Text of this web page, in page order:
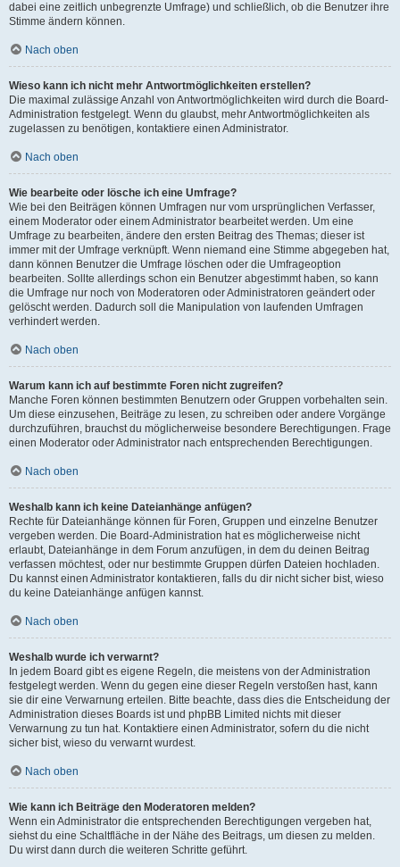
dabei eine zeitlich unbegrenzte Umfrage) und schließlich, ob die Benutzer ihre
Stimme ändern können.
Nach oben
Wieso kann ich nicht mehr Antwortmöglichkeiten erstellen?
Die maximal zulässige Anzahl von Antwortmöglichkeiten wird durch die Board-
Administration festgelegt. Wenn du glaubst, mehr Antwortmöglichkeiten als
zugelassen zu benötigen, kontaktiere einen Administrator.
Nach oben
Wie bearbeite oder lösche ich eine Umfrage?
Wie bei den Beiträgen können Umfragen nur vom ursprünglichen Verfasser,
einem Moderator oder einem Administrator bearbeitet werden. Um eine
Umfrage zu bearbeiten, ändere den ersten Beitrag des Themas; dieser ist
immer mit der Umfrage verknüpft. Wenn niemand eine Stimme abgegeben hat,
dann können Benutzer die Umfrage löschen oder die Umfrageoption
bearbeiten. Sollte allerdings schon ein Benutzer abgestimmt haben, so kann
die Umfrage nur noch von Moderatoren oder Administratoren geändert oder
gelöscht werden. Dadurch soll die Manipulation von laufenden Umfragen
verhindert werden.
Nach oben
Warum kann ich auf bestimmte Foren nicht zugreifen?
Manche Foren können bestimmten Benutzern oder Gruppen vorbehalten sein.
Um diese einzusehen, Beiträge zu lesen, zu schreiben oder andere Vorgänge
durchzuführen, brauchst du möglicherweise besondere Berechtigungen. Frage
einen Moderator oder Administrator nach entsprechenden Berechtigungen.
Nach oben
Weshalb kann ich keine Dateianhänge anfügen?
Rechte für Dateianhänge können für Foren, Gruppen und einzelne Benutzer
vergeben werden. Die Board-Administration hat es möglicherweise nicht
erlaubt, Dateianhänge in dem Forum anzufügen, in dem du deinen Beitrag
verfassen möchtest, oder nur bestimmte Gruppen dürfen Dateien hochladen.
Du kannst einen Administrator kontaktieren, falls du dir nicht sicher bist, wieso
du keine Dateianhänge anfügen kannst.
Nach oben
Weshalb wurde ich verwarnt?
In jedem Board gibt es eigene Regeln, die meistens von der Administration
festgelegt werden. Wenn du gegen eine dieser Regeln verstoßen hast, kann
sie dir eine Verwarnung erteilen. Bitte beachte, dass dies die Entscheidung der
Administration dieses Boards ist und phpBB Limited nichts mit dieser
Verwarnung zu tun hat. Kontaktiere einen Administrator, sofern du die nicht
sicher bist, wieso du verwarnt wurdest.
Nach oben
Wie kann ich Beiträge den Moderatoren melden?
Wenn ein Administrator die entsprechenden Berechtigungen vergeben hat,
siehst du eine Schaltfläche in der Nähe des Beitrags, um diesen zu melden.
Du wirst dann durch die weiteren Schritte geführt.